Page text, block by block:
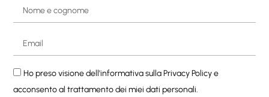
Ho preso visione dell'informativa sullaPrivacy Policye
acconsento al trattamento dei miei dati personali.